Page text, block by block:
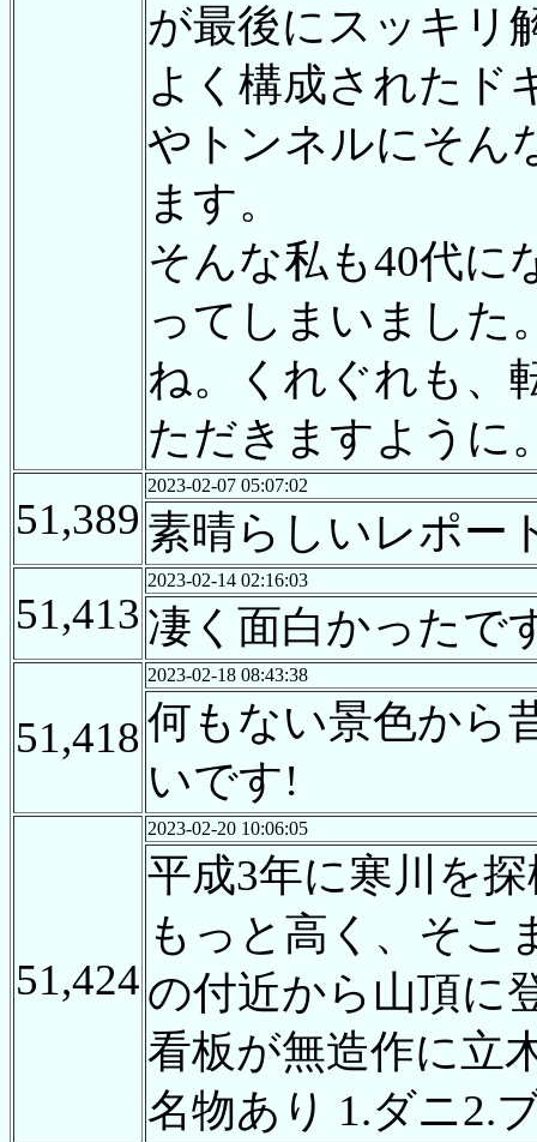
が最後にスッキリ
よく構成されたド
やトンネルにそん
ます。
そんな私も40代に
ってしまいました
ね。くれぐれも、
ただきますように
51,389
2023-02-07 05:07:02
素晴らしいレポー
51,413
2023-02-14 02:16:03
凄く面白かったで
51,418
2023-02-18 08:43:38
何もない景色から
いです!
51,424
2023-02-20 10:06:05
平成3年に寒川を
もっと高く、そこ
の付近から山頂に
看板が無造作に立
名物あり 1.ダニ2.